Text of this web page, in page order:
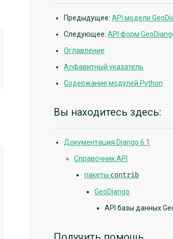
Предыдущее:API модели
Следующее:API форм
Оглавление
Алфавитный указатель
Содержание модулей Python
Вы находитесь здесь:
Документация Django 6.1
Справочник API
пакеты contrib
GeoDjango
API базы данных